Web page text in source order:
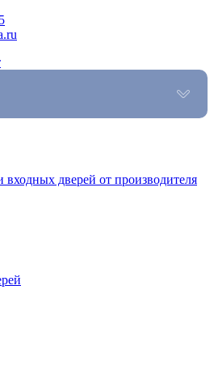
дверей от производителя